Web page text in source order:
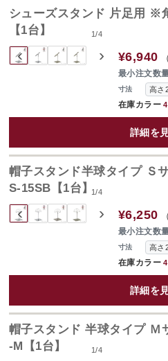
‹ ›
1/4
シューズスタンド 片足用 ※
【1台】
寸法 高さ
在庫カラー 4
¥6,940
最小注文数
詳細を
‹ ›
1/4
帽子スタンド半球タイプ Ｓ
S-15SB【1台】
寸法 高さ
在庫カラー 4
¥6,250
最小注文数
詳細を
1/4
帽子スタンド 半球タイプ Ｍ
-M【1台】